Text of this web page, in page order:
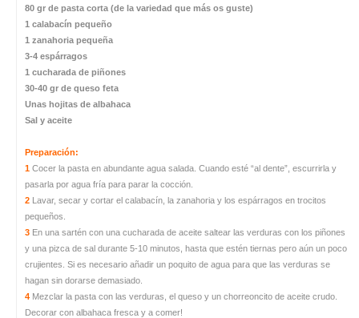
80 gr de pasta corta (de la variedad que más os guste)
1 calabacín pequeño
1 zanahoria pequeña
3-4 espárragos
1 cucharada de piñones
30-40 gr de queso feta
Unas hojitas de albahaca
Sal y aceite
Preparación:
1 Cocer la pasta en abundante agua salada. Cuando esté “al dente”, escurrirla y
pasarla por agua fría para parar la cocción.
2 Lavar, secar y cortar el calabacín, la zanahoria y los espárragos en trocitos
pequeños.
3 En una sartén con una cucharada de aceite saltear las verduras con los piñones
y una pizca de sal durante 5-10 minutos, hasta que estén tiernas pero aún un poco
crujientes. Si es necesario añadir un poquito de agua para que las verduras se
hagan sin dorarse demasiado.
4 Mezclar la pasta con las verduras, el queso y un chorreoncito de aceite crudo.
Decorar con albahaca fresca y a comer!